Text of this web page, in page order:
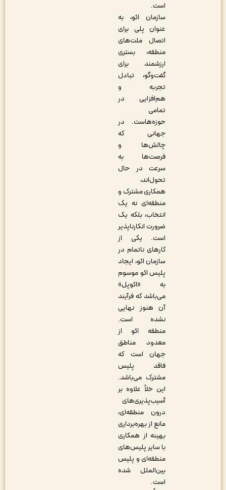
سازمان اکو، به
عنوان پلی برای
اتصال ملت‌های
منطقه، بستری
ارزشمند برای
گفت‌و‌گو، تبادل
تجربه و
هم‌افزایی در
حوزه‌هاست. در
جهانی که
چالش‌ها و
فرصت‌ها به
سرعت در حال
تحول‌اند،
همکاری مشترک و
منطقه‌ای نه یک
انتخاب، بلکه یک
ضرورت انکار‌ناپذیر
است. یکی از
کارهای ناتمام در
سازمان اکو، ایجاد
پلیس اکو موسوم
به «اکوپل»
می‌باشد که فرآیند
آن هنوز نهایی
نشده است.
منطقه اکو از
معدود مناطق
جهان است که
فاقد پلیس
مشترک می‌باشد.
این خلأ علاوه بر
آسیب‌پذیری‌های
درون منطقه‌ای،
مانع از بهره‌برداری
بهینه از همکاری
با سایر پلیس‌های
منطقه‌ای و پلیس
بین‌الملل شده